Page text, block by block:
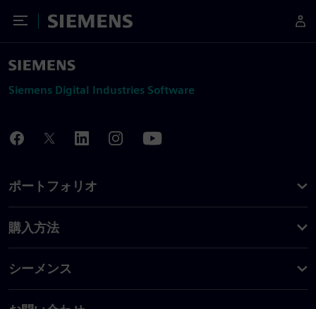
Toggle Menu
Siemens
Siemens Digital Industries Software
ポートフォリオ
購入方法
シーメンス